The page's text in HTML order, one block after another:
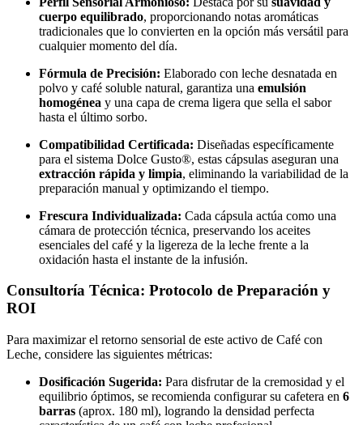
cuerpo equilibrado, proporcionando notas aromáticas
tradicionales que lo convierten en la opción más versátil para
cualquier momento del día.
Fórmula de Precisión: Elaborado con leche desnatada en
polvo y café soluble natural, garantiza una emulsión
homogénea y una capa de crema ligera que sella el sabor
hasta el último sorbo.
Compatibilidad Certificada: Diseñadas específicamente
para el sistema Dolce Gusto®, estas cápsulas aseguran una
extracción rápida y limpia, eliminando la variabilidad de la
preparación manual y optimizando el tiempo.
Frescura Individualizada: Cada cápsula actúa como una
cámara de protección técnica, preservando los aceites
esenciales del café y la ligereza de la leche frente a la
oxidación hasta el instante de la infusión.
Consultoría Técnica: Protocolo de Preparación y
ROI
Para maximizar el retorno sensorial de este activo de Café con
Leche, considere las siguientes métricas:
Dosificación Sugerida: Para disfrutar de la cremosidad y el
equilibrio óptimos, se recomienda configurar su cafetera en 6
barras (aprox. 180 ml), logrando la densidad perfecta